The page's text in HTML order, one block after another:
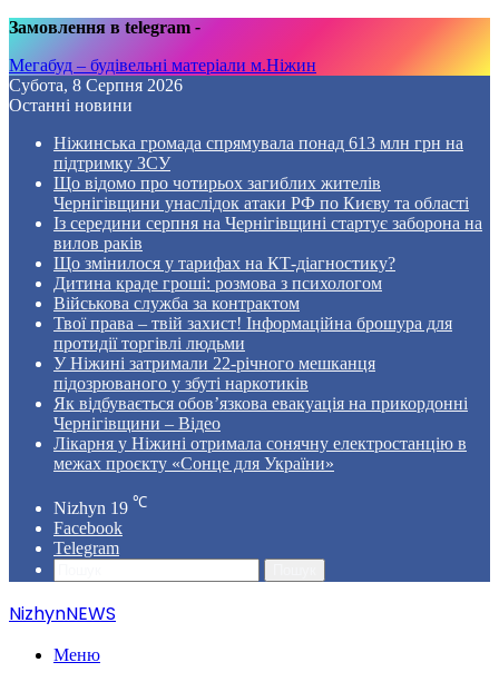
Замовлення в telegram -
Мегабуд – будівельні матеріали м.Ніжин
Субота, 8 Серпня 2026
Останні новини
Ніжинська громада спрямувала понад 613 млн грн на
підтримку ЗСУ
Що відомо про чотирьох загиблих жителів
Чернігівщини унаслідок атаки РФ по Києву та області
Із середини серпня на Чернігівщині стартує заборона на
вилов раків
Що змінилося у тарифах на КТ-діагностику?
Дитина краде гроші: розмова з психологом
Військова служба за контрактом
Твої права – твій захист! Інформаційна брошура для
протидії торгівлі людьми
У Ніжині затримали 22-річного мешканця
підозрюваного у збуті наркотиків
Як відбувається обов’язкова евакуація на прикордонні
Чернігівщини – Відео
Лікарня у Ніжині отримала сонячну електростанцію в
межах проєкту «Сонце для України»
Nizhyn 19 ℃
Facebook
Telegram
NizhynNEWS
Меню